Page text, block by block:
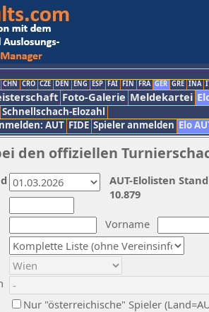
CHN CRO CZE DEN ENG ESP FAI FIN FRA GER GRE INA
Foto-Galerie Meldekartei
Schnellschach-Elozahl
AUT FIDE Spieler anmelden Elo
den offiziellen
Vorname
Nur "österreichische" Spieler
AUT-Elolisten
10.879